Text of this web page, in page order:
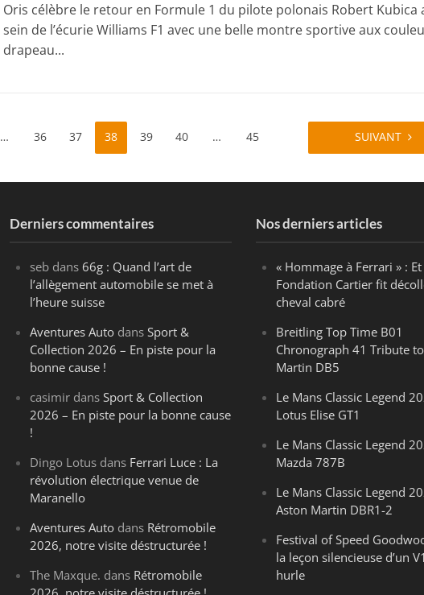
Oris célèbre le retour en Formule 1 du pilote polonais Robert Kubica
sein de l’écurie Williams F1 avec une belle montre sportive aux
drapeau...
… 36 37 38 39 40 … 45 SUIVANT
Derniers commentaires
seb dans66g : Quand l’art de
l’allègement automobile se met à
l’heure suisse
Aventures Auto dansSport &
Collection 2026 – En piste pour la
bonne cause !
casimir dansSport & Collection
2026 – En piste pour la bonne cause
!
Dingo Lotus dans Ferrari Luce : La
révolution électrique venue de
Maranello
Aventures Auto dans Rétromobile
2026, notre visite déstructurée !
The Maxque. dans Rétromobile
Nos derniers articles
« Hommage à Ferrari » : Et
Fondation Cartier fit
cheval cabré
Breitling Top Time B01
Chronograph 41 Tribute
Martin DB5
Le Mans Classic Legend
Lotus Elise GT1
Le Mans Classic Legend
Mazda 787B
Le Mans Classic Legend
Aston Martin DBR1-2
Festival of Speed
la leçon silencieuse d’un
hurle